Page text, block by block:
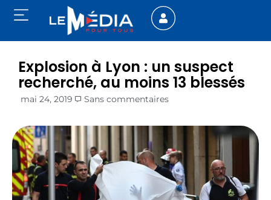
Explosion à Lyon : un suspect
recherché, au moins 13 blessés
mai 24, 2019 Sans commentaires